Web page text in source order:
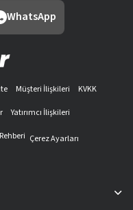
WhatsApp
Müşteri İlişkileri
KVKK
Yatırımcı İlişkileri
Çerez Ayarları